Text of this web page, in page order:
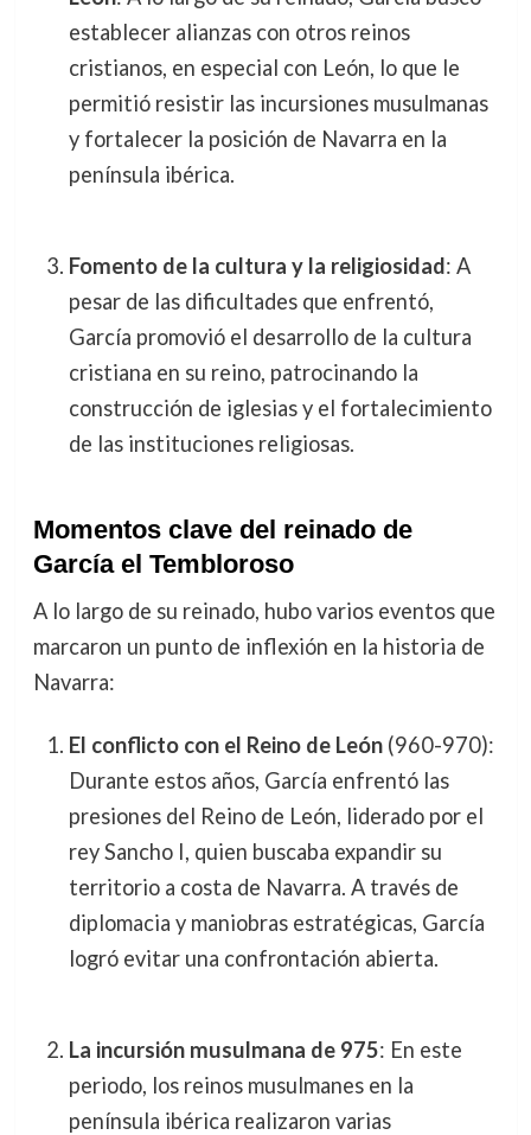
establecer alianzas con otros reinos
cristianos, en especial con León, lo que le
permitió resistir las incursiones musulmanas
y fortalecer la posición de Navarra en la
península ibérica.
Fomento de la cultura y la religiosidad: A
pesar de las dificultades que enfrentó,
García promovió el desarrollo de la cultura
cristiana en su reino, patrocinando la
construcción de iglesias y el fortalecimiento
de las instituciones religiosas.
Momentos clave del reinado de
García el Tembloroso
A lo largo de su reinado, hubo varios eventos que
marcaron un punto de inflexión en la historia de
Navarra:
El conflicto con el Reino de León(960-970):
Durante estos años, García enfrentó las
presiones del Reino de León, liderado por el
rey Sancho I, quien buscaba expandir su
territorio a costa de Navarra. A través de
diplomacia y maniobras estratégicas, García
logró evitar una confrontación abierta.
La incursión musulmana de 975: En este
periodo, los reinos musulmanes en la
península ibérica realizaron varias